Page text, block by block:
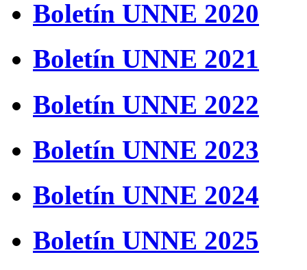
Boletín UNNE 2020
Boletín UNNE 2021
Boletín UNNE 2022
Boletín UNNE 2023
Boletín UNNE 2024
Boletín UNNE 2025